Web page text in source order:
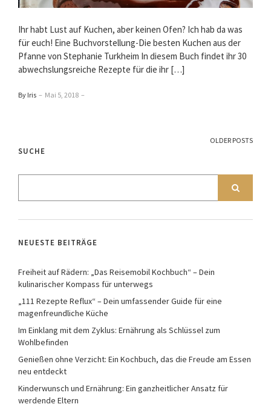
Ihr habt Lust auf Kuchen, aber keinen Ofen? Ich hab da was
für euch! Eine Buchvorstellung-Die besten Kuchen aus der
Pfanne von Stephanie Turkheim In diesem Buch findet ihr 30
abwechslungsreiche Rezepte für die ihr […]
By Iris – Mai 5, 2018 –
OLDER POSTS
SUCHE
NEUESTE BEITRÄGE
Freiheit auf Rädern: „Das Reisemobil Kochbuch“ – Dein
kulinarischer Kompass für unterwegs
„111 Rezepte Reflux“ – Dein umfassender Guide für eine
magenfreundliche Küche
Im Einklang mit dem Zyklus: Ernährung als Schlüssel zum
Wohlbefinden
Genießen ohne Verzicht: Ein Kochbuch, das die Freude am Essen
neu entdeckt
Kinderwunsch und Ernährung: Ein ganzheitlicher Ansatz für
werdende Eltern